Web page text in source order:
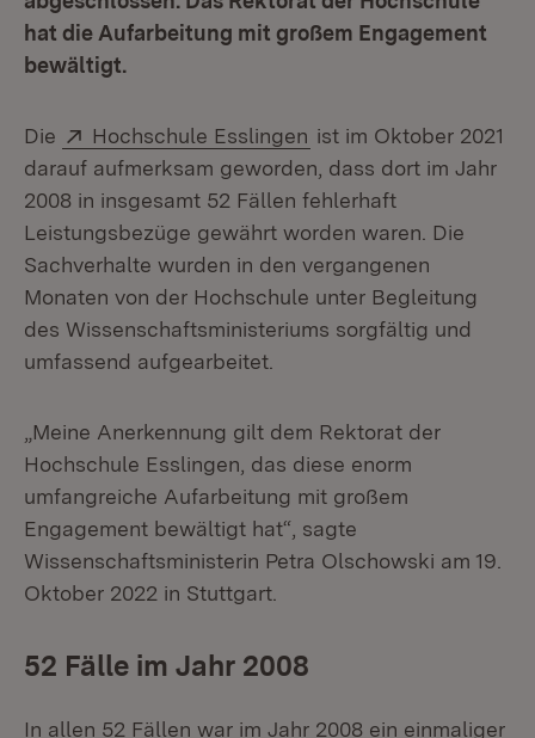
hat die Aufarbeitung mit großem Engagement
bewältigt.
Die Extern:
Hochschule Esslingen (Öffnet in neuem
ist im Oktober 2021
darauf aufmerksam geworden, dass dort im Jahr
2008 in insgesamt 52 Fällen fehlerhaft
Leistungsbezüge gewährt worden waren. Die
Sachverhalte wurden in den vergangenen
Monaten von der Hochschule unter Begleitung
des Wissenschaftsministeriums sorgfältig und
umfassend aufgearbeitet.
„Meine Anerkennung gilt dem Rektorat der
Hochschule Esslingen, das diese enorm
umfangreiche Aufarbeitung mit großem
Engagement bewältigt hat“, sagte
Wissenschaftsministerin Petra Olschowski am 19.
Oktober 2022 in Stuttgart.
52 Fälle im Jahr 2008
In allen 52 Fällen war im Jahr 2008 ein einmaliger